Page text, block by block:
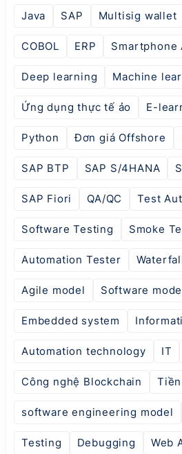
Java SAP Multisig wallet
COBOL ERP Smartphone
Deep learning Machine
Ứng dụng thực tế ảo E-
Python Đơn giá Offshore
SAP BTP SAP S/4HANA
SAP Fiori QA/QC Test
Software Testing Smoke
Automation Tester
Agile model Software
Embedded system
Automation technology IT
Công nghệ Blockchain
software engineering model
Testing Debugging Web